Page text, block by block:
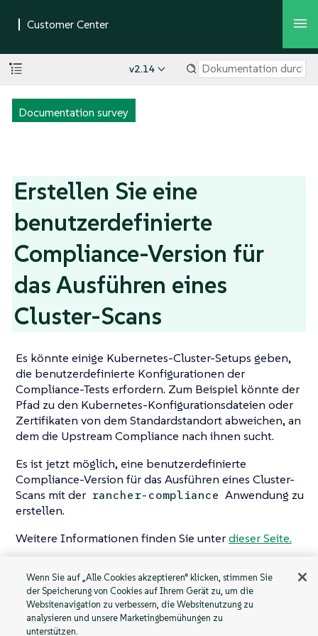
v2.14
Documentation survey
Erstellen Sie eine
benutzerdefinierte
Compliance-Version für
das Ausführen eines
Cluster-Scans
Es könnte einige Kubernetes-Cluster-Setups geben,
die benutzerdefinierte Konfigurationen der
Compliance-Tests erfordern. Zum Beispiel könnte der
Pfad zu den Kubernetes-Konfigurationsdateien oder
Zertifikaten von dem Standardstandort abweichen, an
dem die Upstream Compliance nach ihnen sucht.
Es ist jetzt möglich, eine benutzerdefinierte
Compliance-Version für das Ausführen eines Cluster-
Scans mit der rancher-compliance Anwendung zu
erstellen.
Weitere Informationen finden Sie unterdieser Seite.
Benachrichtigunge
n für regelmäßigen
Sicherheitsstandar
Wenn Sie auf „Alle Cookies akzeptieren“ klicken, stimmen Sie
der Speicherung von Cookies auf Ihrem Gerät zu, um die
Websitenavigation zu verbessern, die Websitenutzung zu
analysieren und unsere Marketingbemühungen zu
unterstützen.